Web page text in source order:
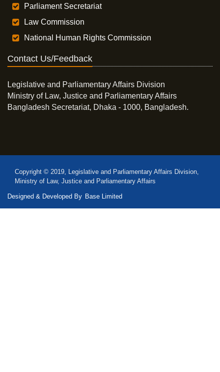
Parliament Secretariat
Law Commission
National Human Rights Commission
Contact Us/Feedback
Legislative and Parliamentary Affairs Division
Ministry of Law, Justice and Parliamentary Affairs
Bangladesh Secretariat, Dhaka - 1000, Bangladesh.
Copyright © 2019, Legislative and Parliamentary Affairs Division,
Ministry of Law, Justice and Parliamentary Affairs
Designed & Developed By Base Limited